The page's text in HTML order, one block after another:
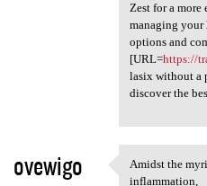
Zest for a
managing your
options and
[URL=https://
lasix without a
discover the
ovewigo Amidst the
Amidst the
inflammation,